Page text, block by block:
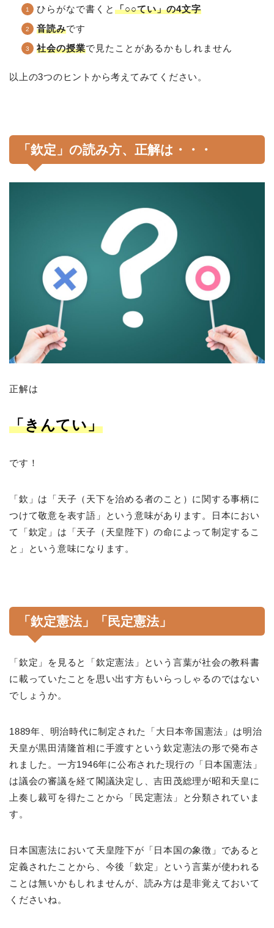
ひらがなで書くと 「○○てい」の4文字
音読みです
社会の授業で見たことがあるかもしれません
以上の3つのヒントから考えてみてください。
「欽定」の読み方、正解は・・・
正解は
「きんてい」
です！
「欽」は「天子（天下を治める者のこと）に関する事柄に
つけて敬意を表す語」という意味があります。日本におい
て「欽定」は「天子（天皇陛下）の命によって制定するこ
と」という意味になります。
「欽定憲法」「民定憲法」
「欽定」を見ると「欽定憲法」という言葉が社会の教科書
に載っていたことを思い出す方もいらっしゃるのではない
でしょうか。
1889年、明治時代に制定された「大日本帝国憲法」は明治
天皇が黒田清隆首相に手渡すという欽定憲法の形で発布さ
れました。一方1946年に公布された現行の「日本国憲法」
は議会の審議を経て閣議決定し、吉田茂総理が昭和天皇に
上奏し裁可を得たことから「民定憲法」と分類されていま
す。
日本国憲法において天皇陛下が「日本国の象徴」であると
定義されたことから、今後「欽定」という言葉が使われる
ことは無いかもしれませんが、読み方は是非覚えておいて
くださいね。